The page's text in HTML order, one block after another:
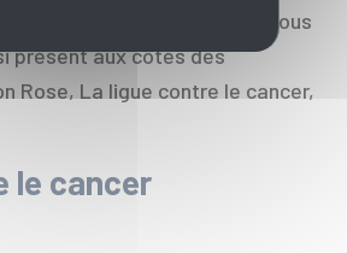
problématiques de santé. Nous
présent aux côtés des
Rose, La ligue contre le cancer,
le cancer